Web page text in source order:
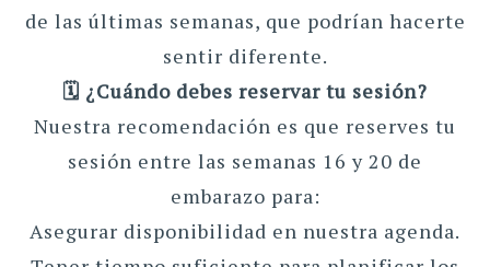
de las últimas semanas, que podrían hacerte
sentir diferente.
🗓️ ¿Cuándo debes reservar tu sesión?
Nuestra recomendación es que reserves tu
sesión entre las semanas 16 y 20 de
embarazo para:
Asegurar disponibilidad en nuestra agenda.